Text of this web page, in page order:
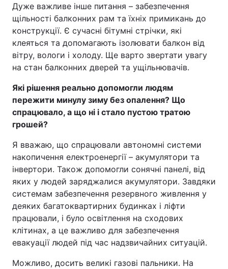
Дуже важливе інше питання – забезпечення
щільності балконних рам та їхніх примикань до
конструкції. Є сучасні бітумні стрічки, які
клеяться та допомагають ізолювати балкон від
вітру, вологи і холоду. Ще варто звертати увагу
на стан балконних дверей та ущільнювачів.
Які рішення реально допомогли людям
пережити минулу зиму без опалення? Що
спрацювало, а що ні і стало пустою тратою
грошей?
Я вважаю, що спрацювали автономні системи
накопичення електроенергії – акумулятори та
інвертори. Також допомогли сонячні панелі, від
яких у людей заряджалися акумулятори. Завдяки
системам забезпечення резервного живлення у
деяких багатоквартирних будинках і ліфти
працювали, і було освітлення на сходових
клітинах, а це важливо для забезпечення
евакуації людей під час надзвичайних ситуацій.
Можливо, досить великі газові пальники. На